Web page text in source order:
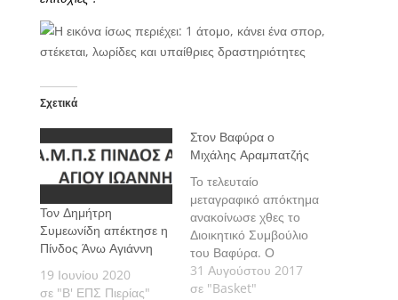
Σχετικά
Τον Δημήτρη
Συμεωνίδη απέκτησε η
Πίνδος Άνω Αγιάννη
19 Ιουνίου 2020
σε "Β' ΕΠΣ Πιερίας"
Στον Βαφύρα ο
Μιχάλης Αραμπατζής
Το τελευταίο
μεταγραφικό απόκτημα
ανακοίνωσε χθες το
Διοικητικό Συμβούλιο
του Βαφύρα. Ο
19χρονος guard,
Μιχάλης Αραμπατζής,
31 Αυγούστου 2017
σε "Basket"